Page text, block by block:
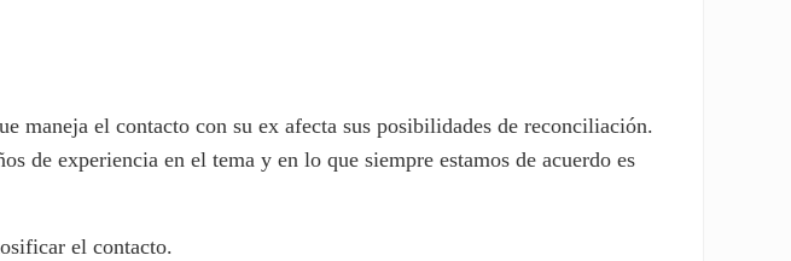
maneja el contacto con su ex afecta sus posibilidades de reconciliación.
de experiencia en el tema y en lo que siempre estamos de acuerdo es
el contacto.